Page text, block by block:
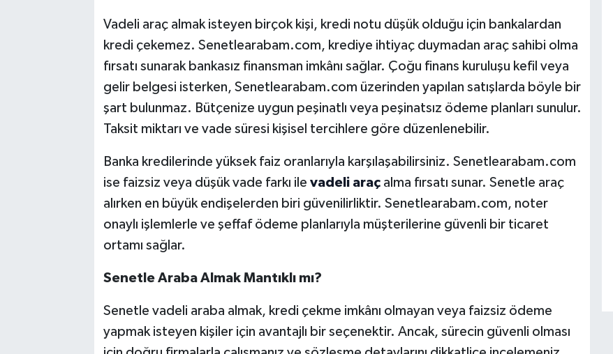
Vadeli araç almak isteyen birçok kişi, kredi notu düşük olduğu için bankalardan
kredi çekemez. Senetlearabam.com, krediye ihtiyaç duymadan araç sahibi olma
fırsatı sunarak bankasız finansman imkânı sağlar. Çoğu finans kuruluşu kefil veya
gelir belgesi isterken, Senetlearabam.com üzerinden yapılan satışlarda böyle bir
şart bulunmaz. Bütçenize uygun peşinatlı veya peşinatsız ödeme planları sunulur.
Taksit miktarı ve vade süresi kişisel tercihlere göre düzenlenebilir.
Banka kredilerinde yüksek faiz oranlarıyla karşılaşabilirsiniz. Senetlearabam.com
ise faizsiz veya düşük vade farkı ile vadeli araçalma fırsatı sunar. Senetle araç
alırken en büyük endişelerden biri güvenilirliktir. Senetlearabam.com, noter
onaylı işlemlerle ve şeffaf ödeme planlarıyla müşterilerine güvenli bir ticaret
ortamı sağlar.
Senetle Araba Almak Mantıklı mı?
Senetle vadeli araba almak, kredi çekme imkânı olmayan veya faizsiz ödeme
yapmak isteyen kişiler için avantajlı bir seçenektir. Ancak, sürecin güvenli olması